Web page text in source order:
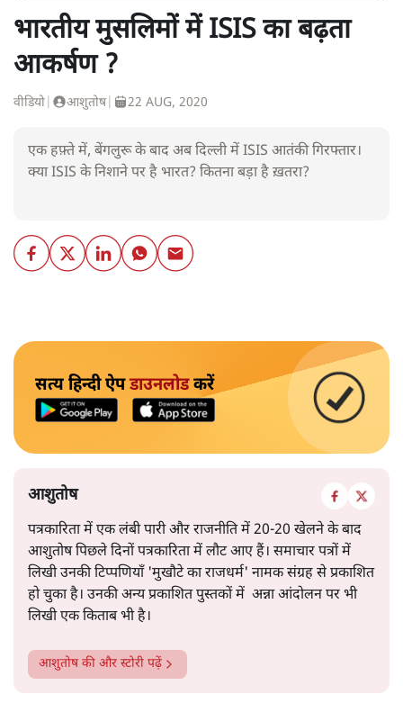
भारतीय मुसलिमों में ISIS का बढ़ता
आकर्षण ?
वीडियो आशुतोष| 22 AUG, 2020
एक हफ़्ते में, बेंगलुरू के बाद अब दिल्ली में ISIS आतंकी गिरफ्तार।
क्या ISIS के निशाने पर है भारत? कितना बड़ा है ख़तरा?
सत्य हिन्दी ऐपडाउनलोडकरें
आशुतोष
पत्रकारिता में एक लंबी पारी और राजनीति में 20-20 खेलने के बाद
आशुतोष पिछले दिनों पत्रकारिता में लौट आए हैं। समाचार पत्रों में
लिखी उनकी टिप्पणियाँ 'मुखौटे का राजधर्म' नामक संग्रह से प्रकाशित
हो चुका है। उनकी अन्य प्रकाशित पुस्तकों में अन्ना आंदोलन पर भी
लिखी एक किताब भी है।
आशुतोषकी और स्टोरी पढ़ें